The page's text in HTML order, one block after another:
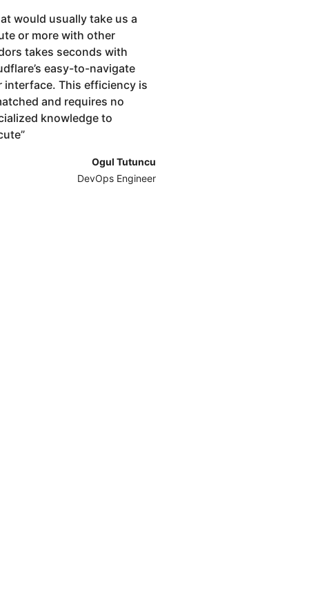
would usually take us a
or more with other
takes seconds with
easy-to-navigate
interface. This efficiency is
and requires no
knowledge to
”
Ogul Tutuncu
DevOps Engineer